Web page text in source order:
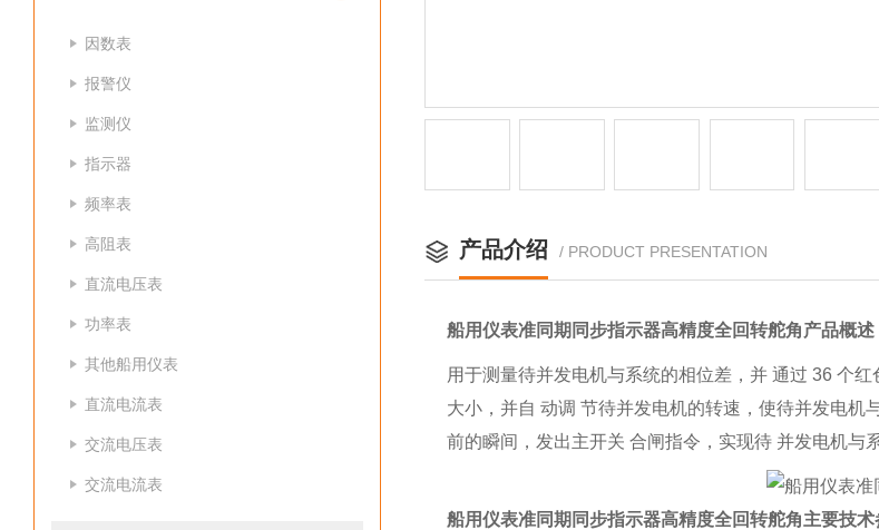
因数表
报警仪
监测仪
指示器
频率表
高阻表
直流电压表
功率表
其他船用仪表
直流电流表
交流电压表
交流电流表
产品介绍 / PRODUCT PRESENTATION
船用仪表准同期同步指示器高精度全回转舵角产品概述
用于测量待并发电机与系统的相位差，并 通过 36 个
大小，并自 动调 节待并发电机的转速，使待并发电机
前的瞬间，发出主开关 合闸指令，实现待 并发电机与
船用仪表准同期同步指示器高精度全回转舵角主要技术